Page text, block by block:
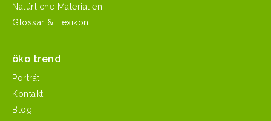
Natürliche Materialien
Glossar & Lexikon
öko trend
Porträt
Kontakt
Blog